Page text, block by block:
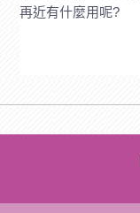
再近有什麼用呢?